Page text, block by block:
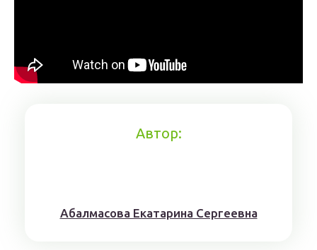
Автор:
Aбaлмaсoвa Eкaтaринa Ceргeeвнa